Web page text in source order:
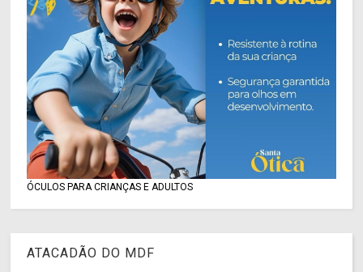
ÓCULOS PARA CRIANÇAS E ADULTOS
ATACADÃO DO MDF